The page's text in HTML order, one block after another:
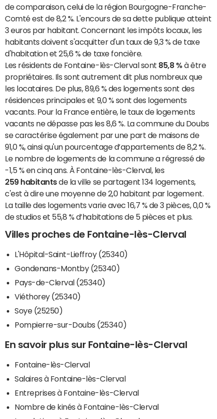
de comparaison, celui de la région Bourgogne-Franche-
Comté est de 8,2 %. L'encours de sa dette publique atteint
3 euros par habitant. Concernant les impôts locaux, les
habitants doivent s'acquitter d'un taux de 9,3 % de taxe
d'habitation et 25,6 % de taxe foncière.
Les résidents de Fontaine-lès-Clerval sont 85,8 % à être
propriétaires. Ils sont autrement dit plus nombreux que
les locataires. De plus, 89,6 % des logements sont des
résidences principales et 9,0 % sont des logements
vacants. Pour la France entière, le taux de logements
vacants ne dépasse pas les 8,6 %. La commune du Doubs
se caractérise également par une part de maisons de
91,0 %, ainsi qu'un pourcentage d’appartements de 8,2 %.
Le nombre de logements de la commune a régressé de
-1,5 % en cinq ans. À Fontaine-lès-Clerval, les
259 habitantsde la ville se partagent 134 logements,
c'est à dire une moyenne de 2,0 habitant par logement.
La taille des logements varie avec 16,7 % de 3 pièces, 0,0 %
de studios et 55,8 % d’habitations de 5 pièces et plus.
Villes proches de Fontaine-lès-Clerval
L'Hôpital-Saint-Lieffroy (25340)
Gondenans-Montby (25340)
Pays-de-Clerval (25340)
Viéthorey (25340)
Soye (25250)
Pompierre-sur-Doubs (25340)
En savoir plus sur Fontaine-lès-Clerval
Fontaine-lès-Clerval
Salaires à Fontaine-lès-Clerval
Entreprises à Fontaine-lès-Clerval
Nombre de kinés à Fontaine-lès-Clerval